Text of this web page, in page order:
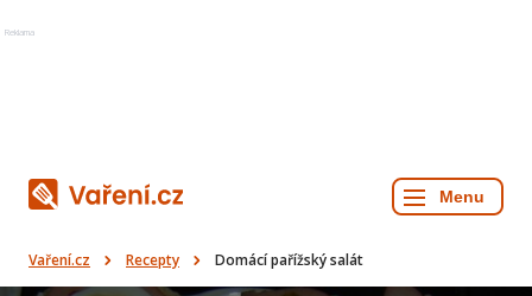
Reklama
Vaření.cz Recepty Domácí pařížský salát